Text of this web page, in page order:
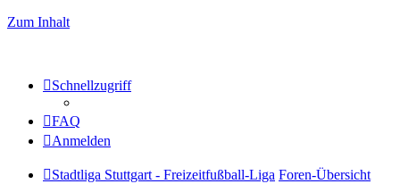
Zum Inhalt
Schnellzugriff
FAQ
Anmelden
Stadtliga Stuttgart - Freizeitfußball-Liga Foren-Übersicht